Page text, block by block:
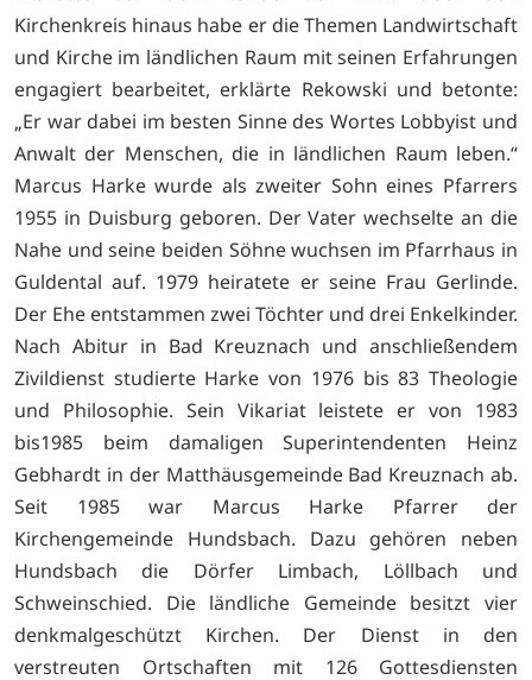
Kirchenkreis hinaus habe er die Themen Landwirtschaft
und Kirche im ländlichen Raum mit seinen Erfahrungen
engagiert bearbeitet, erklärte Rekowski und betonte:
„Er war dabei im besten Sinne des Wortes Lobbyist und
Anwalt der Menschen, die in ländlichen Raum leben.“
Marcus Harke wurde als zweiter Sohn eines Pfarrers
1955 in Duisburg geboren. Der Vater wechselte an die
Nahe und seine beiden Söhne wuchsen im Pfarrhaus in
Guldental auf. 1979 heiratete er seine Frau Gerlinde.
Der Ehe entstammen zwei Töchter und drei Enkelkinder.
Nach Abitur in Bad Kreuznach und anschließendem
Zivildienst studierte Harke von 1976 bis 83 Theologie
und Philosophie. Sein Vikariat leistete er von 1983
bis1985 beim damaligen Superintendenten Heinz
Gebhardt in der Matthäusgemeinde Bad Kreuznach ab.
Seit 1985 war Marcus Harke Pfarrer der
Kirchengemeinde Hundsbach. Dazu gehören neben
Hundsbach die Dörfer Limbach, Löllbach und
Schweinschied. Die ländliche Gemeinde besitzt vier
denkmalgeschützt Kirchen. Der Dienst in den
verstreuten Ortschaften mit 126 Gottesdiensten